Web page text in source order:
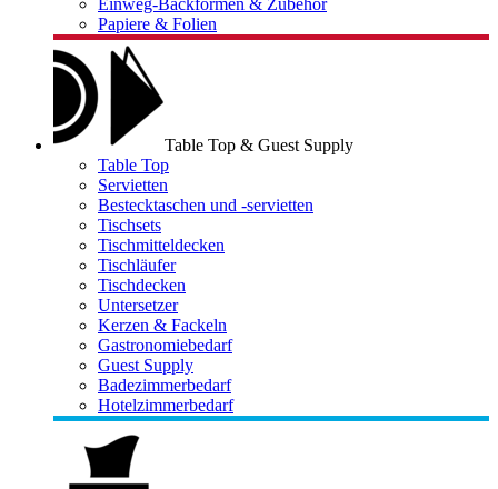
Einweg-Backformen & Zubehör
Papiere & Folien
Table Top & Guest Supply
Table Top
Servietten
Bestecktaschen und -servietten
Tischsets
Tischmitteldecken
Tischläufer
Tischdecken
Untersetzer
Kerzen & Fackeln
Gastronomiebedarf
Guest Supply
Badezimmerbedarf
Hotelzimmerbedarf